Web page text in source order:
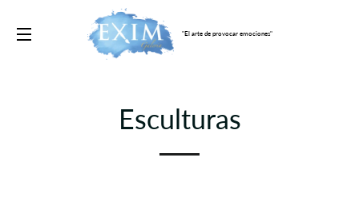
NAVEGACIÓN
"El arte de provocar emociones"
Esculturas